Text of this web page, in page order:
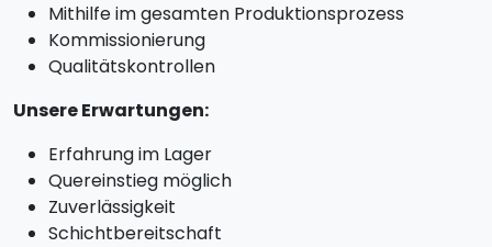
Mithilfe im gesamten Produktionsprozess
Kommissionierung
Qualitätskontrollen
Unsere Erwartungen:
Erfahrung im Lager
Quereinstieg möglich
Zuverlässigkeit
Schichtbereitschaft